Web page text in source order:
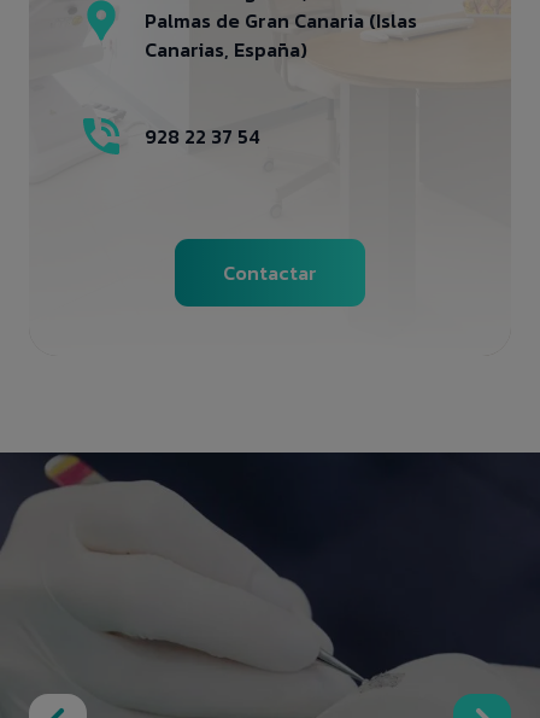
Palmas de Gran Canaria (Islas
Canarias, España)
928 22 37 54
Contactar